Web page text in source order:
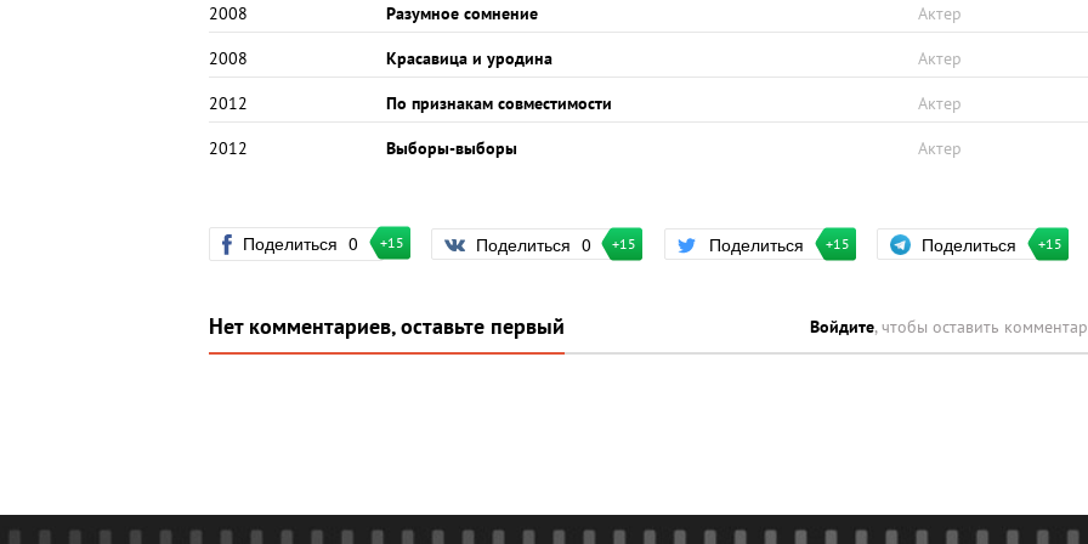
2008 Разумное сомнение Актер
2008 Красавица и уродина Актер
2012 По признакам совместимости Актер
2012 Выборы-выборы Актер
Поделиться 0 +15 Поделиться 0 +15 Поделиться +15 Поделиться +15
Нет комментариев, оставьте первый Войдите, чтобы оставить